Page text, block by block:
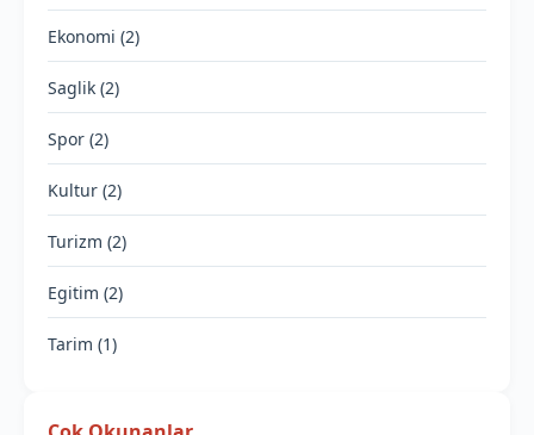
Ekonomi (2)
Saglik (2)
Spor (2)
Kultur (2)
Turizm (2)
Egitim (2)
Tarim (1)